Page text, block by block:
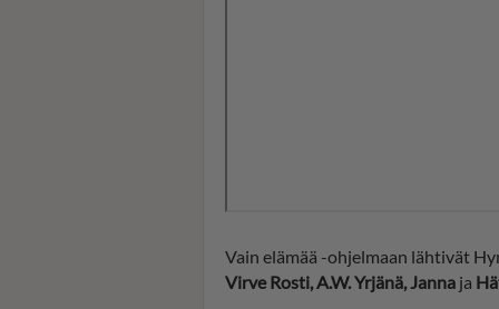
Vain elämää -ohjelmaan lähtivät
Virve Rosti, A.W. Yrjänä, Janna ja